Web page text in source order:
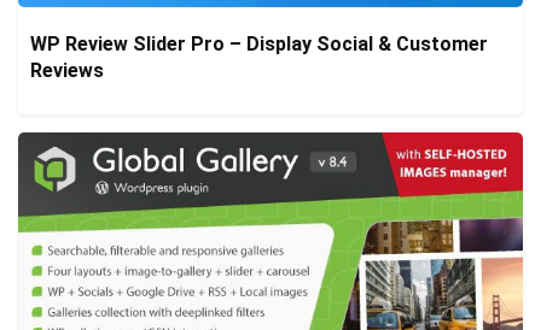
WP Review Slider Pro – Display Social & Customer
Reviews